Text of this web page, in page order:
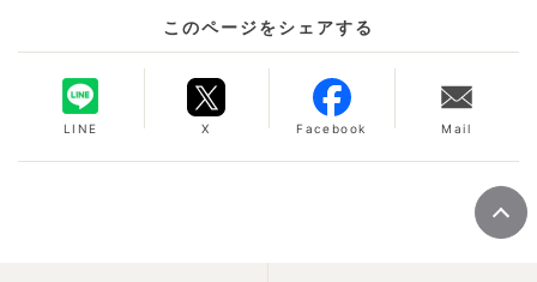
このページをシェアする
LINE X Facebook Mail